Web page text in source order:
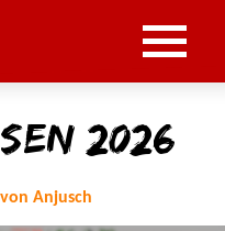
2026
Anjusch